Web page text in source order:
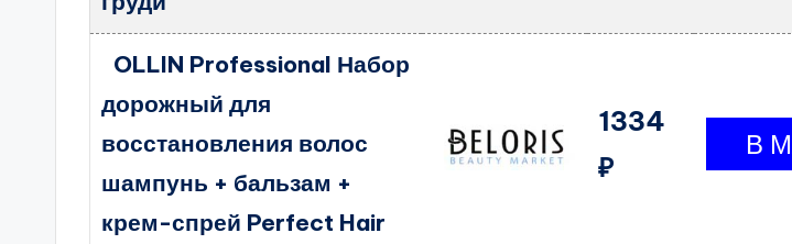
OLLIN Professional Набор
дорожный для
восстановления волос
шампунь + бальзам +
крем-спрей Perfect Hair
1334
₽